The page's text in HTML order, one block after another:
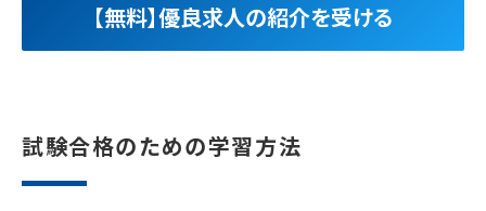
【無料】優良求人の紹介を受ける
試験合格のための学習方法